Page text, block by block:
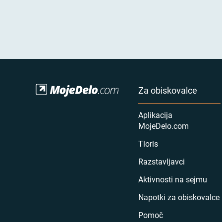
Za obiskovalce
Aplikacija
MojeDelo.com
Tloris
Razstavljavci
Aktivnosti na sejmu
Napotki za obiskovalce
Pomoč